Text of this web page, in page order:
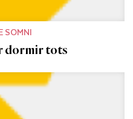
SOMNI
dormir tots